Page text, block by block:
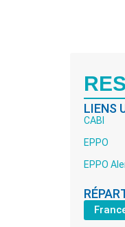
LIENS
CABI
EPPO
EPPO